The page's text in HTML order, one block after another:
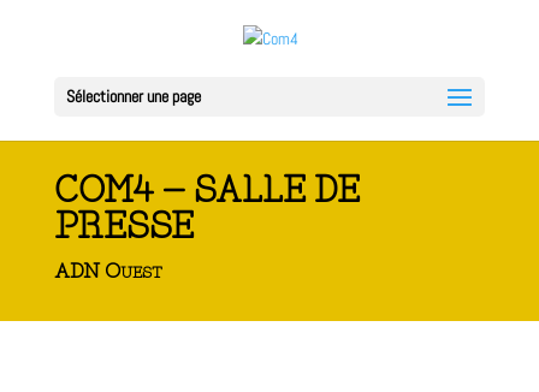
Sélectionner une page
COM4 – SALLE DE
PRESSE
ADN Ouest